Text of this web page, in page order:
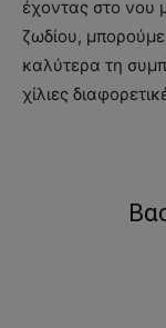
έχοντας στο νου
ζωδίου,
καλύτερα τη
χίλιες